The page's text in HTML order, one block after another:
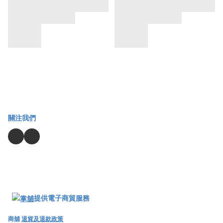
關注我們
提供電子商貿服務
商舖退貨及退款政策